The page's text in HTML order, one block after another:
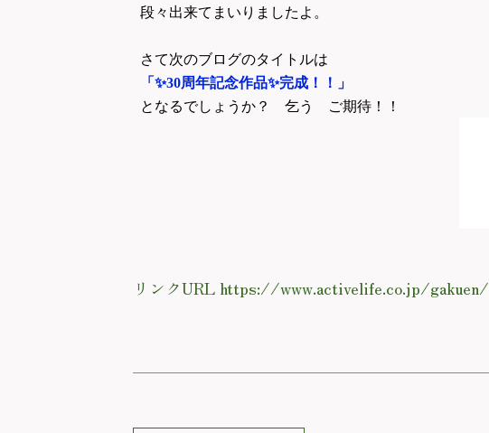
段々出来てまいりましたよ。
さて次のブログのタイトルは
「✨30周年記念作品✨完成！！」
となるでしょうか？ 乞う ご期待！！
リンクURL https://www.activelife.co.jp/gakuen/